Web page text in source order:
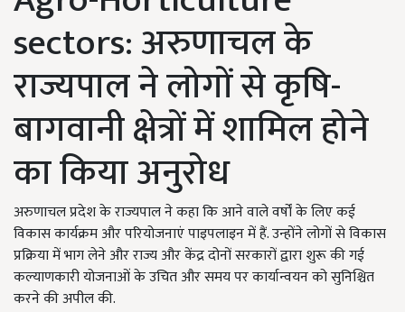
sectors: अरुणाचल के
राज्यपाल ने लोगों से कृषि-
बागवानी क्षेत्रों में शामिल होने
का किया अनुरोध
अरुणाचल प्रदेश के राज्यपाल ने कहा कि आने वाले वर्षों के लिए कई
विकास कार्यक्रम और परियोजनाएं पाइपलाइन में हैं. उन्होंने लोगों से विकास
प्रक्रिया में भाग लेने और राज्य और केंद्र दोनों सरकारों द्वारा शुरू की गई
कल्याणकारी योजनाओं के उचित और समय पर कार्यान्वयन को सुनिश्चित
करने की अपील की.